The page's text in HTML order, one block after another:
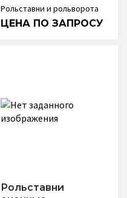
Рольставни и рольворота
Рольставни